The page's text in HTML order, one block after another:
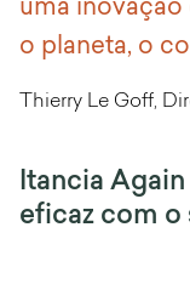
uma inovação
o planeta, o
Thierry Le Goff,
Itancia
eficaz com o